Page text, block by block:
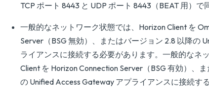
TCP ポート 8443 と UDP ポート 8443（BEAT 用）で
一般的なネットワーク状態では、Horizon Client を
Server（BSG 無効）、またはバージョン 2.8 以降の
ライアンスに接続する必要があります。一般的なネ
Client を Horizon Connection Server（BSG 有効）、
の Unified Access Gateway アプライアンスに接続す